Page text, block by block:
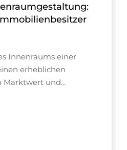
Innenraums einer
erheblichen
Marktwert und…